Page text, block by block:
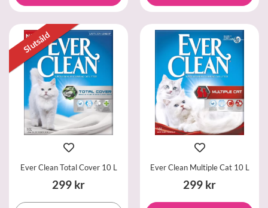
Slutsåld
Ever Clean Total Cover 10 L
299 kr
Ever Clean Multiple Cat 10 L
299 kr